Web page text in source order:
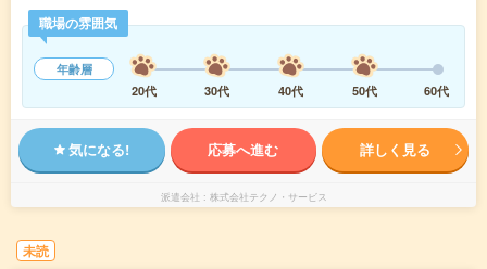
職場の雰囲気
年齢層
20代
30代 40代 50代 60代
気になる! 応募へ進む 詳しく見る
派遣会社 株式会社テクノ・サービス
未読